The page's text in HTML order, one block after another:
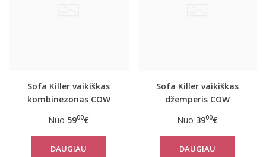
Sofa Killer vaikiškas
kombinezonas COW
Nuo 5900€
DAUGIAU
Sofa Killer vaikiškas
džemperis COW
Nuo 3900€
DAUGIAU